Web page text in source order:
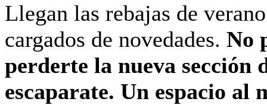
Llegan las rebajas de
cargados de novedades. No
perderte la nueva sección
escaparate. Un espacio al